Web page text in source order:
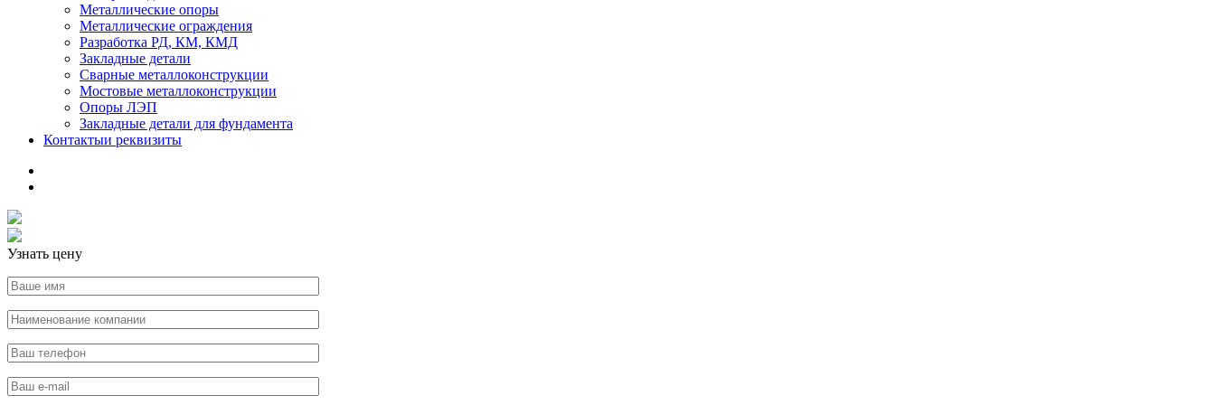
Металлические опоры
Металлические ограждения
Разработка РД, КМ, КМД
Закладные детали
Сварные металлоконструкции
Мостовые металлоконструкции
Опоры ЛЭП
Закладные детали для фундамента
Контактыи реквизиты
Узнать цену